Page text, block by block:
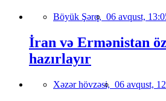
Böyük Şərq, 06 avqust,
İran və Ermənistan
hazırlayır
Xəzər hövzəsi, 06 avqust,